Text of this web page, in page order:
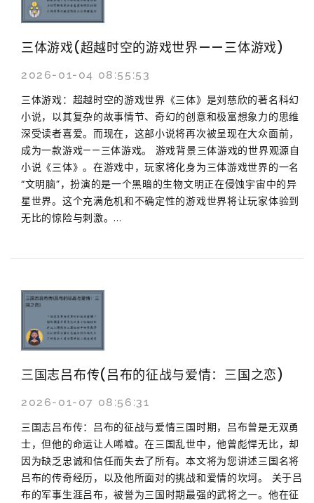
三体游戏(超越时空的游戏世界——三体游戏)
2026-01-04 08:55:53
三体游戏：超越时空的游戏世界《三体》是刘慈欣的著名科幻
小说，以其复杂的故事情节、奇幻的创意和极富想象力的思维
深受读者喜爱。而现在，这部小说将再次被呈现在大众面前，
成为一款游戏——三体游戏。 游戏背景三体游戏的世界观源自
小说《三体》。在游戏中，玩家将化身为三体游戏世界的一名
“文明脑”，扮演的是一个黑暗的生物文明正在侵蚀宇宙中的异
星世界。这个充满危机和不确定性的游戏世界将让玩家体验到
无比的惊险与刺激。...
三国志吕布传(吕布的征战与爱情：三国之恋)
2026-01-07 08:56:31
三国志吕布传：吕布的征战与爱情三国时期，吕布曾是无双勇
士，但他的命运让人唏嘘。在三国乱世中，他曾彪悍无比，却
因为缺乏忠诚和信任而失去了所有。本文将为您讲述三国名将
吕布的传奇经历，以及他所面对的挑战和爱情的坎坷。 关于吕
布的军事生涯吕布，被誉为三国时期最强的武将之一。他在征